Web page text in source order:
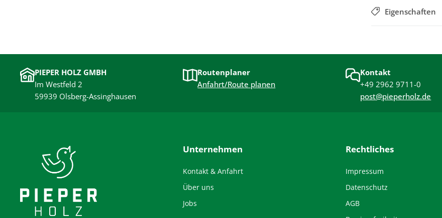
Eigenschaften
PIEPER HOLZ GMBH
Im Westfeld 2
59939 Olsberg-Assinghausen
Routenplaner
Anfahrt/Route planen
Kontakt
+49 2962 9711-0
post@pieperholz.de
Unternehmen
Kontakt & Anfahrt
Über uns
Jobs
Rechtliches
Impressum
Datenschutz
AGB